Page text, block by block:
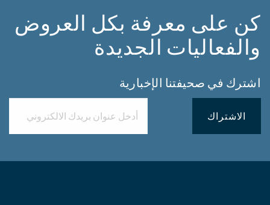
كن على معرفة بكل العروض
والفعاليات الجديدة
اشترك في صحيفتنا الإخبارية
الاشتراك